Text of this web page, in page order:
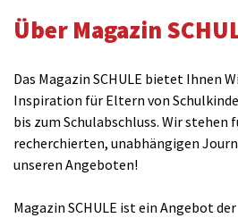
Über Magazin
Das Magazin SCHULE bietet Ihnen
Inspiration für Eltern von
bis zum Schulabschluss. Wir stehen
recherchierten, unabhängigen
unseren Angeboten!
Magazin SCHULE ist ein Angebot der